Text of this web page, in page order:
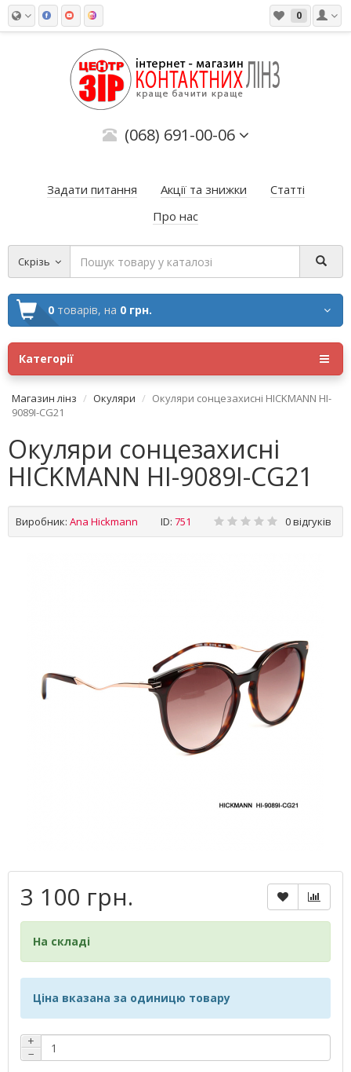
0
(068) 691-00-06
Задати питання Акції та знижки
Статті
Про нас
Скрізь
0 товарів, на 0 грн.
Категорії
Магазин лінз Окуляри
Окуляри сонцезахисні HICKMANN HI-
9089I-CG21
Окуляри сонцезахисні
HICKMANN HI-9089I-CG21
Виробник: Ana Hickmann ID: 751 0 відгуків
3 100 грн.
На складі
Ціна вказана за одиницю товару
+
−